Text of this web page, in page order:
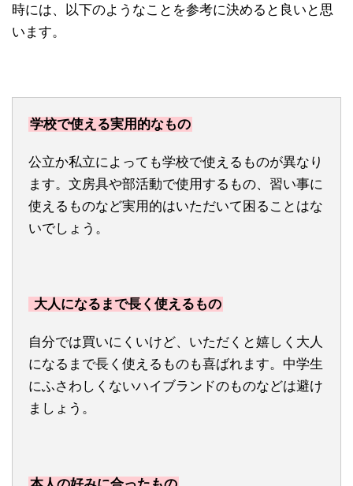
時には、以下のようなことを参考に決めると良いと思
います。
学校で使える実用的なもの
公立か私立によっても学校で使えるものが異なり
ます。文房具や部活動で使用するもの、習い事に
使えるものなど実用的はいただいて困ることはな
いでしょう。
大人になるまで長く使えるもの
自分では買いにくいけど、いただくと嬉しく大人
になるまで長く使えるものも喜ばれます。中学生
にふさわしくないハイブランドのものなどは避け
ましょう。